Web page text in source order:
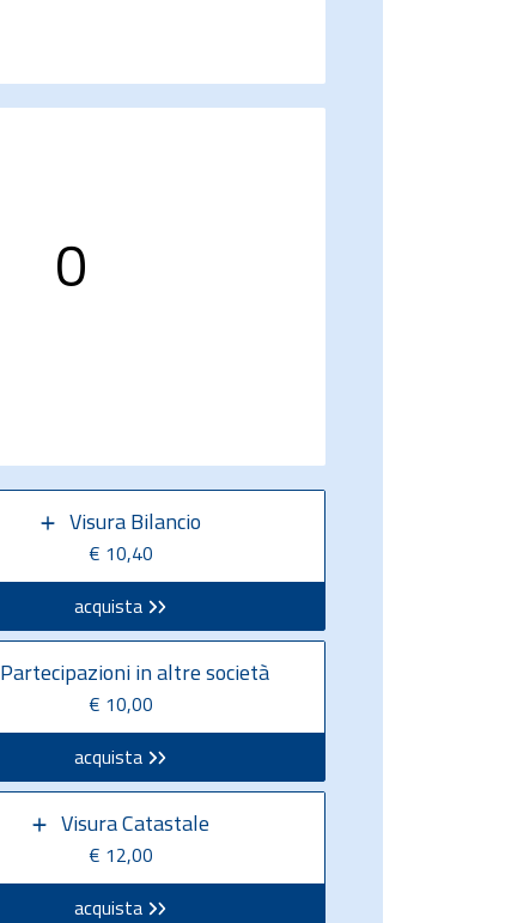
0
Visura Bilancio
€ 10,40
acquista
Partecipazioni in altre società
€ 10,00
acquista
Visura Catastale
€ 12,00
acquista